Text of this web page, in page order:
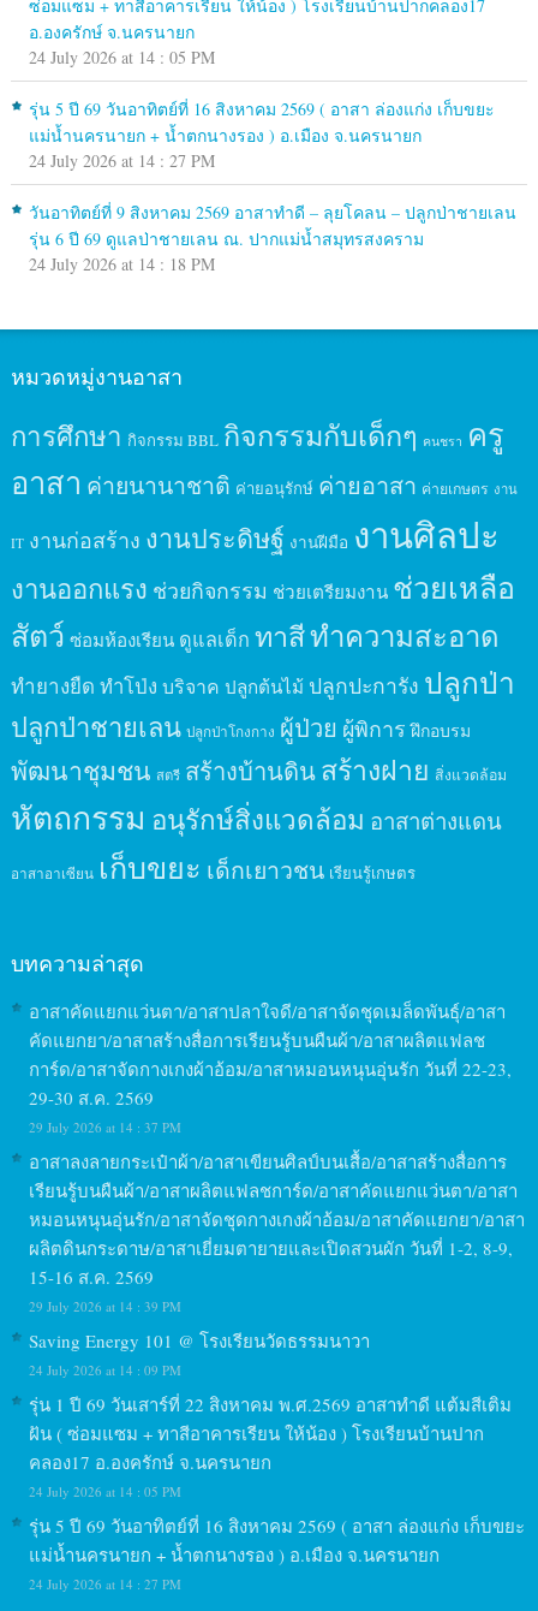
ซ่อมแซม + ทาสีอาคารเรียน ให้น้อง ) โรงเรียนบ้านปากคลอง17
อ.องครักษ์ จ.นครนายก
24 July 2026 at 14 : 05 PM
รุ่น 5 ปี 69 วันอาทิตย์ที่ 16 สิงหาคม 2569 ( อาสา ล่องแก่ง เก็บขยะ
แม่น้ำนครนายก + น้ำตกนางรอง ) อ.เมือง จ.นครนายก
24 July 2026 at 14 : 27 PM
วันอาทิตย์ที่ 9 สิงหาคม 2569 อาสาทำดี – ลุยโคลน – ปลูกป่าชายเลน
รุ่น 6 ปี 69 ดูแลป่าชายเลน ณ. ปากแม่น้ำสมุทรสงคราม
24 July 2026 at 14 : 18 PM
หมวดหมู่งานอาสา
การศึกษา กิจกรรม BBL กิจกรรมกับเด็กๆ คนชรา ครู
อาสา ค่ายนานาชาติ ค่ายอนุรักษ์ ค่ายอาสา ค่ายเกษตร งาน
IT งานก่อสร้าง งานประดิษฐ์ งานฝีมือ งานศิลปะ
งานออกแรง ช่วยกิจกรรม ช่วยเตรียมงาน ช่วยเหลือ
สัตว์ ซ่อมห้องเรียน ดูแลเด็ก ทาสีทำความสะอาด
ทำยางยืด ทำโป่ง บริจาค ปลูกต้นไม้ ปลูกปะการัง ปลูกป่า
ปลูกป่าชายเลน ปลูกป่าโกงกาง ผู้ป่วย ผู้พิการ ฝึกอบรม
พัฒนาชุมชน สตรี สร้างบ้านดินสร้างฝาย สิ่งแวดล้อม
หัตถกรรม อนุรักษ์สิ่งแวดล้อม อาสาต่างแดน
อาสาอาเซียน เก็บขยะ เด็กเยาวชน เรียนรู้เกษตร
บทความล่าสุด
อาสาคัดแยกแว่นตา/อาสาปลาใจดี/อาสาจัดชุดเมล็ดพันธุ์/อาสา
คัดแยกยา/อาสาสร้างสื่อการเรียนรู้บนผืนผ้า/อาสาผลิตแฟลช
การ์ด/อาสาจัดกางเกงผ้าอ้อม/อาสาหมอนหนุนอุ่นรัก วันที่ 22-23,
29-30 ส.ค. 2569
29 July 2026 at 14 : 37 PM
อาสาลงลายกระเป๋าผ้า/อาสาเขียนศิลป์บนเสื้อ/อาสาสร้างสื่อการ
เรียนรู้บนผืนผ้า/อาสาผลิตแฟลชการ์ด/อาสาคัดแยกแว่นตา/อาสา
หมอนหนุนอุ่นรัก/อาสาจัดชุดกางเกงผ้าอ้อม/อาสาคัดแยกยา/อาสา
ผลิตดินกระดาษ/อาสาเยี่ยมตายายและเปิดสวนผัก วันที่ 1-2, 8-9,
15-16 ส.ค. 2569
29 July 2026 at 14 : 39 PM
Saving Energy 101 @ โรงเรียนวัดธรรมนาวา
24 July 2026 at 14 : 09 PM
รุ่น 1 ปี 69 วันเสาร์ที่ 22 สิงหาคม พ.ศ.2569 อาสาทำดี แต้มสีเติม
ฝัน ( ซ่อมแซม + ทาสีอาคารเรียน ให้น้อง ) โรงเรียนบ้านปาก
คลอง17 อ.องครักษ์ จ.นครนายก
24 July 2026 at 14 : 05 PM
รุ่น 5 ปี 69 วันอาทิตย์ที่ 16 สิงหาคม 2569 ( อาสา ล่องแก่ง เก็บขยะ
แม่น้ำนครนายก + น้ำตกนางรอง ) อ.เมือง จ.นครนายก
24 July 2026 at 14 : 27 PM